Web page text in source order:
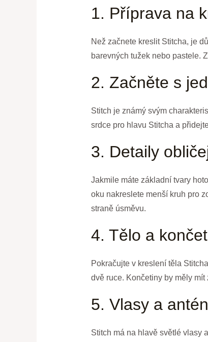
1. Příprava na
Než začnete kreslit Stitcha, je
barevných tužek nebo pastele.
2. Začněte s
Stitch je známý svým
srdce pro hlavu Stitcha a
3. Detaily
Jakmile máte základní tvary
oku nakreslete menší kruh pro
straně úsměvu.
4. Tělo a
Pokračujte v kreslení těla
dvě ruce. Končetiny by měly
5. Vlasy a
Stitch má na hlavě světlé vlasy